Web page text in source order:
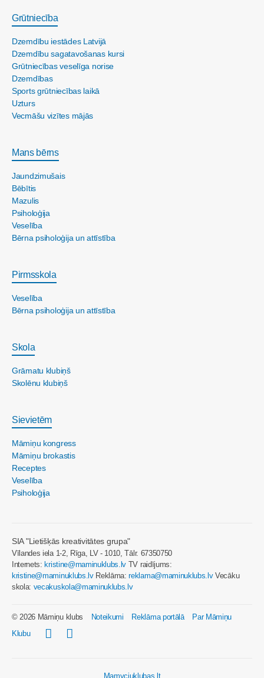
Grūtniecība
Dzemdību iestādes Latvijā
Dzemdību sagatavošanas kursi
Grūtniecības veselīga norise
Dzemdības
Sports grūtniecības laikā
Uzturs
Vecmāšu vizītes mājās
Mans bērns
Jaundzimušais
Bēbītis
Mazulis
Psiholoģija
Veselība
Bērna psiholoģija un attīstība
Pirmsskola
Veselība
Bērna psiholoģija un attīstība
Skola
Grāmatu klubiņš
Skolēnu klubiņš
Sievietēm
Māmiņu kongress
Māmiņu brokastis
Receptes
Veselība
Psiholoģija
SIA "Lietišķās kreativitātes grupa"
Vīlandes iela 1-2, Rīga, LV - 1010, Tālr. 67350750
Internets: kristine@maminuklubs.lv TV raidījums:
kristine@maminuklubs.lvReklāma:reklama@maminuklubs.lvVecāku
skola: vecakuskola@maminuklubs.lv
© 2026 Māmiņu klubs Noteikumi Reklāma portālā
Par Māmiņu
Klubu
Mamyciuklubas.lt